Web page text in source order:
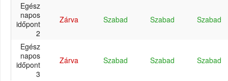
Egész
napos
időpont
2
Zárva Szabad Szabad Szabad
Egész
napos
időpont
3
Zárva Szabad Szabad Szabad